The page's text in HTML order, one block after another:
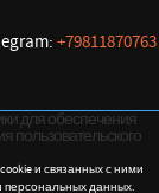
+79811870763
для обеспечения
пользовательского
и связанных с ними
персональных данных.